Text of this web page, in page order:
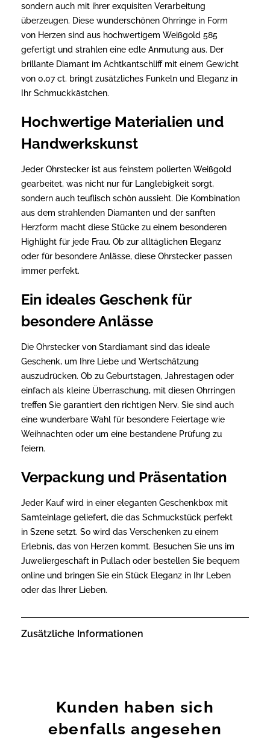
sondern auch mit ihrer exquisiten Verarbeitung
überzeugen. Diese wunderschönen Ohrringe in Form
von Herzen sind aus hochwertigem Weißgold 585
gefertigt und strahlen eine edle Anmutung aus. Der
brillante Diamant im Achtkantschliff mit einem Gewicht
von 0,07 ct. bringt zusätzliches Funkeln und Eleganz in
Ihr Schmuckkästchen.
Hochwertige Materialien und
Handwerkskunst
Jeder Ohrstecker ist aus feinstem polierten Weißgold
gearbeitet, was nicht nur für Langlebigkeit sorgt,
sondern auch teuflisch schön aussieht. Die Kombination
aus dem strahlenden Diamanten und der sanften
Herzform macht diese Stücke zu einem besonderen
Highlight für jede Frau. Ob zur alltäglichen Eleganz
oder für besondere Anlässe, diese Ohrstecker passen
immer perfekt.
Ein ideales Geschenk für
besondere Anlässe
Die Ohrstecker von Stardiamant sind das ideale
Geschenk, um Ihre Liebe und Wertschätzung
auszudrücken. Ob zu Geburtstagen, Jahrestagen oder
einfach als kleine Überraschung, mit diesen Ohrringen
treffen Sie garantiert den richtigen Nerv. Sie sind auch
eine wunderbare Wahl für besondere Feiertage wie
Weihnachten oder um eine bestandene Prüfung zu
feiern.
Verpackung und Präsentation
Jeder Kauf wird in einer eleganten Geschenkbox mit
Samteinlage geliefert, die das Schmuckstück perfekt
in Szene setzt. So wird das Verschenken zu einem
Erlebnis, das von Herzen kommt. Besuchen Sie uns im
Juweliergeschäft in Pullach oder bestellen Sie bequem
online und bringen Sie ein Stück Eleganz in Ihr Leben
oder das Ihrer Lieben.
Zusätzliche Informationen
Kunden haben sich
ebenfalls angesehen